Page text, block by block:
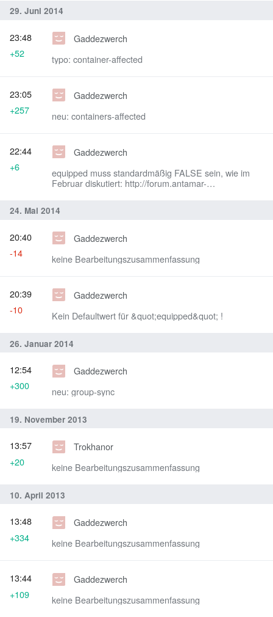
29. Juni 2014
Gaddezwerch
typo: container-affected
23:48
+52
Gaddezwerch
neu: containers-affected
23:05
+257
Gaddezwerch
equipped muss standardmäßig FALSE sein, wie im
Februar diskutiert: http://forum.antamar-
Containern (z.B. Gürteltaschen, Köcher) ist separat zu
22:44
+6
24. Mai 2014
Gaddezwerch
keine Bearbeitungszusammenfassung
20:40
-14
Gaddezwerch
Kein Defaultwert für &quot;equipped&quot; !
20:39
-10
26. Januar 2014
Gaddezwerch
neu: group-sync
12:54
+300
19. November 2013
Trokhanor
keine Bearbeitungszusammenfassung
13:57
+20
10. April 2013
Gaddezwerch
keine Bearbeitungszusammenfassung
13:48
+334
Gaddezwerch
keine Bearbeitungszusammenfassung
13:44
+109